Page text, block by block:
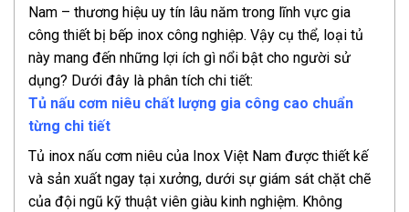
Nam – thương hiệu uy tín lâu năm trong lĩnh vực gia
công thiết bị bếp inox công nghiệp. Vậy cụ thể, loại tủ
này mang đến những lợi ích gì nổi bật cho người sử
dụng? Dưới đây là phân tích chi tiết:
Tủ nấu cơm niêu chất lượng gia công cao chuẩn
từng chi tiết
Tủ inox nấu cơm niêu của Inox Việt Nam được thiết kế
và sản xuất ngay tại xưởng, dưới sự giám sát chặt chẽ
của đội ngũ kỹ thuật viên giàu kinh nghiệm. Không